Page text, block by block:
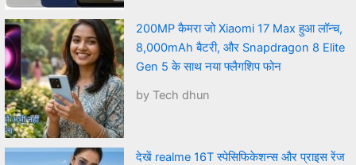
200MP कैमरा जो Xiaomi 17 Max हुआ लॉन्च,
8,000mAh बैटरी, और Snapdragon 8 Elite
Gen 5 के साथ नया फ्लैगशिप फोन
by Tech dhun
देखें realme 16T स्पेसिफिकेशन्स और प्राइस रेंज